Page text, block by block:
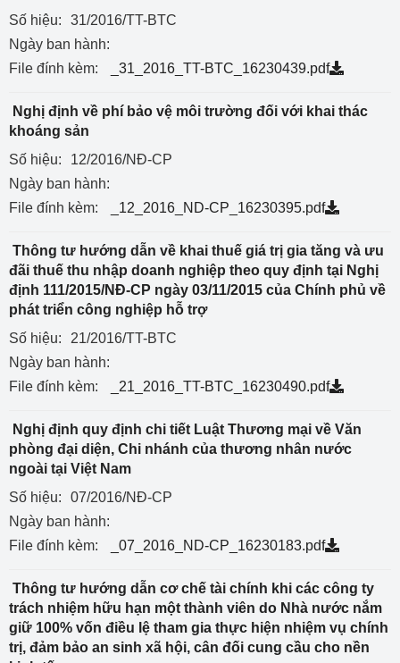
Số hiệu:
31/2016/TT-BTC
Ngày ban hành:
File đính kèm:
_31_2016_TT-BTC_16230439.pdf
Nghị định về phí bảo vệ môi trường đối với khai thác
khoáng sản
Số hiệu:
12/2016/NĐ-CP
Ngày ban hành:
File đính kèm:
_12_2016_ND-CP_16230395.pdf
Thông tư hướng dẫn về khai thuế giá trị gia tăng và ưu
đãi thuế thu nhập doanh nghiệp theo quy định tại Nghị
định 111/2015/NĐ-CP ngày 03/11/2015 của Chính phủ về
phát triển công nghiệp hỗ trợ
Số hiệu:
21/2016/TT-BTC
Ngày ban hành:
File đính kèm:
_21_2016_TT-BTC_16230490.pdf
Nghị định quy định chi tiết Luật Thương mại về Văn
phòng đại diện, Chi nhánh của thương nhân nước
ngoài tại Việt Nam
Số hiệu:
07/2016/NĐ-CP
Ngày ban hành:
File đính kèm:
_07_2016_ND-CP_16230183.pdf
Thông tư hướng dẫn cơ chế tài chính khi các công ty
trách nhiệm hữu hạn một thành viên do Nhà nước nắm
giữ 100% vốn điều lệ tham gia thực hiện nhiệm vụ chính
trị, đảm bảo an sinh xã hội, cân đối cung cầu cho nền